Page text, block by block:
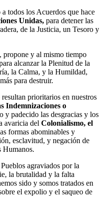
a todos los Acuerdos que hace
Unidas, para detener las
de la Justicia, un Tesoro y
propone y al mismo tiempo
alcanzar la Plenitud de la
la Calma, y la Humildad,
para destruir.
prioritarios en nuestros
Indemnizaciones o
y padecido las desgracias y los
avaricia del Colonialismo, el
formas abominables y
esclavitud, y negación de
Humanos.
agraviados por la
la brutalidad y la falta
sido y somos tratados en
el expolio y el saqueo de